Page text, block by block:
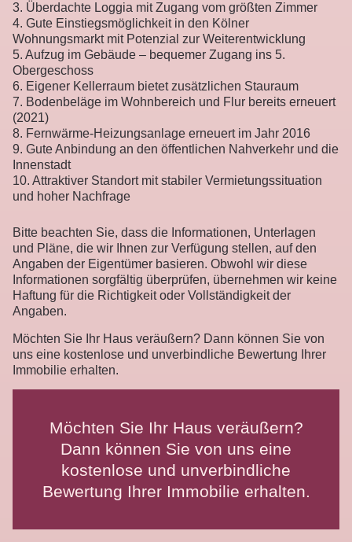
3. Überdachte Loggia mit Zugang vom größten Zimmer
4. Gute Einstiegsmöglichkeit in den Kölner
Wohnungsmarkt mit Potenzial zur Weiterentwicklung
5. Aufzug im Gebäude – bequemer Zugang ins 5.
Obergeschoss
6. Eigener Kellerraum bietet zusätzlichen Stauraum
7. Bodenbeläge im Wohnbereich und Flur bereits erneuert
(2021)
8. Fernwärme-Heizungsanlage erneuert im Jahr 2016
9. Gute Anbindung an den öffentlichen Nahverkehr und die
Innenstadt
10. Attraktiver Standort mit stabiler Vermietungssituation
und hoher Nachfrage
Bitte beachten Sie, dass die Informationen, Unterlagen
und Pläne, die wir Ihnen zur Verfügung stellen, auf den
Angaben der Eigentümer basieren. Obwohl wir diese
Informationen sorgfältig überprüfen, übernehmen wir keine
Haftung für die Richtigkeit oder Vollständigkeit der
Angaben.
Möchten Sie Ihr Haus veräußern? Dann können Sie von
uns eine kostenlose und unverbindliche Bewertung Ihrer
Immobilie erhalten.
Möchten Sie Ihr Haus veräußern?
Dann können Sie von uns eine
kostenlose und unverbindliche
Bewertung Ihrer Immobilie erhalten.